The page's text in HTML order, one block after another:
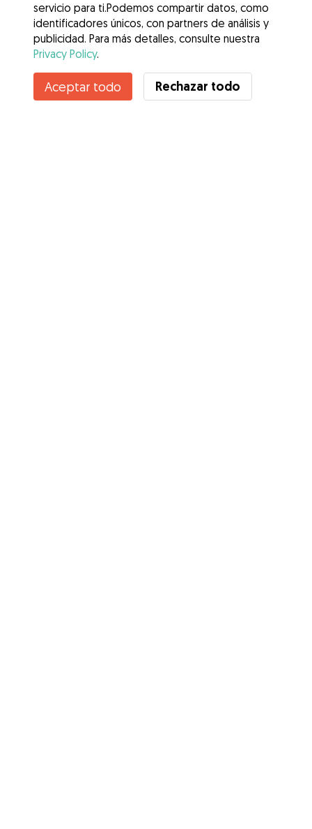
Contacta con Mariana
¿Conoces los Beneficios de Gudog? Ver más
servicio para ti.Podemos compartir datos, como
identificadores únicos, con partners de análisis y
publicidad. Para más detalles, consulte nuestra
Privacy Policy.
Aceptar todo Rechazar todo